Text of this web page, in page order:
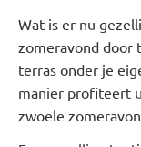
Wat is er nu
zomeravond door
terras onder je
manier profiteert
zwoele